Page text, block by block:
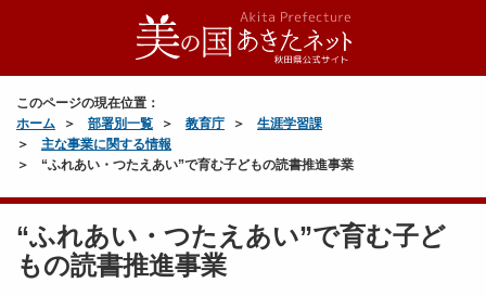
このページの現在位置：
ホーム
部署別一覧 教育庁
生涯学習課
主な事業に関する情報
“ふれあい・つたえあい”で育む子どもの読書推進事業
“ふれあい・つたえあい”で育む子ど
もの読書推進事業